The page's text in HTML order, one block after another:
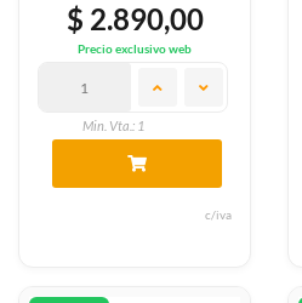
$ 2.890,00
Precio exclusivo web
Min. Vta.: 1
c/iva